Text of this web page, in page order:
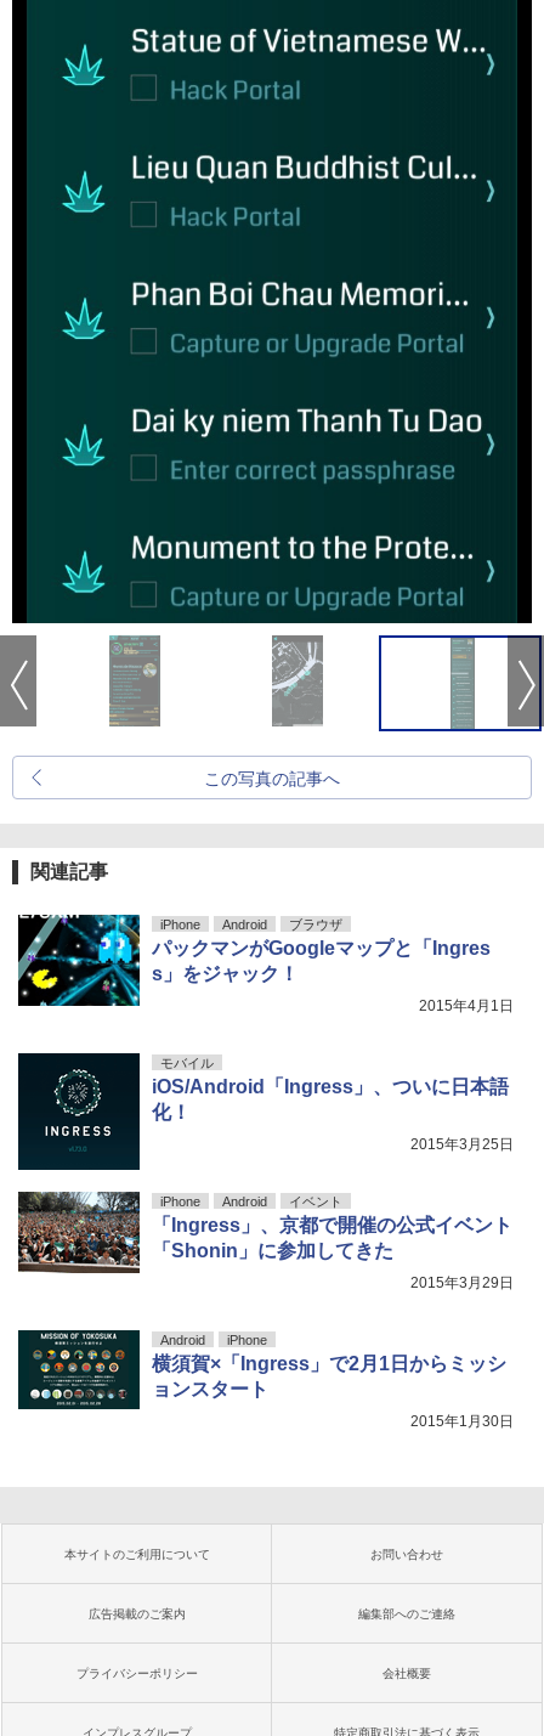
この写真の記事へ
関連記事
iPhone Android ブラウザ
パックマンがGoogleマップと「Ingres
s」をジャック！
2015年4月1日
モバイル
iOS/Android「Ingress」、ついに日本語
化！
2015年3月25日
iPhone Android イベント
「Ingress」、京都で開催の公式イベント
「Shonin」に参加してきた
2015年3月29日
Android iPhone
横須賀×「Ingress」で2月1日からミッシ
ョンスタート
2015年1月30日
本サイトのご利用について お問い合わせ
広告掲載のご案内 編集部へのご連絡
プライバシーポリシー 会社概要
インプレスグループ 特定商取引法に基づく表示